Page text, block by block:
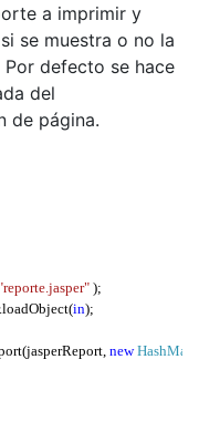
a imprimir y
se muestra o no la
defecto se hace
del
de página.
);
.loadObject(in);
(jasperReport new HashMap
"preferencias de impresion"